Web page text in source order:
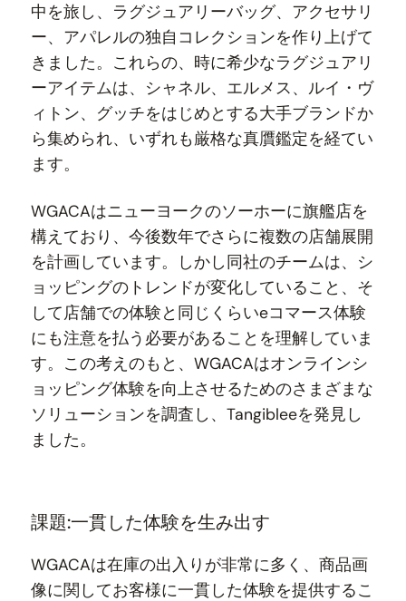
中を旅し、ラグジュアリーバッグ、アクセサリ
ー、アパレルの独自コレクションを作り上げて
きました。これらの、時に希少なラグジュアリ
ーアイテムは、シャネル、エルメス、ルイ・ヴ
ィトン、グッチをはじめとする大手ブランドか
ら集められ、いずれも厳格な真贋鑑定を経てい
ます。
WGACAはニューヨークのソーホーに旗艦店を
構えており、今後数年でさらに複数の店舗展開
を計画しています。しかし同社のチームは、シ
ョッピングのトレンドが変化していること、そ
して店舗での体験と同じくらいeコマース体験
にも注意を払う必要があることを理解していま
す。この考えのもと、WGACAはオンラインシ
ョッピング体験を向上させるためのさまざまな
ソリューションを調査し、Tangibleeを発見し
ました。
課題:一貫した体験を生み出す
WGACAは在庫の出入りが非常に多く、商品画
像に関してお客様に一貫した体験を提供するこ